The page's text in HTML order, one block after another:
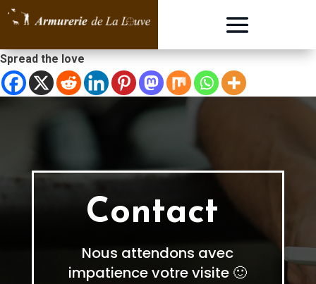
Spread the love
Contact
Nous attendons avec
impatience votre visite 🙂